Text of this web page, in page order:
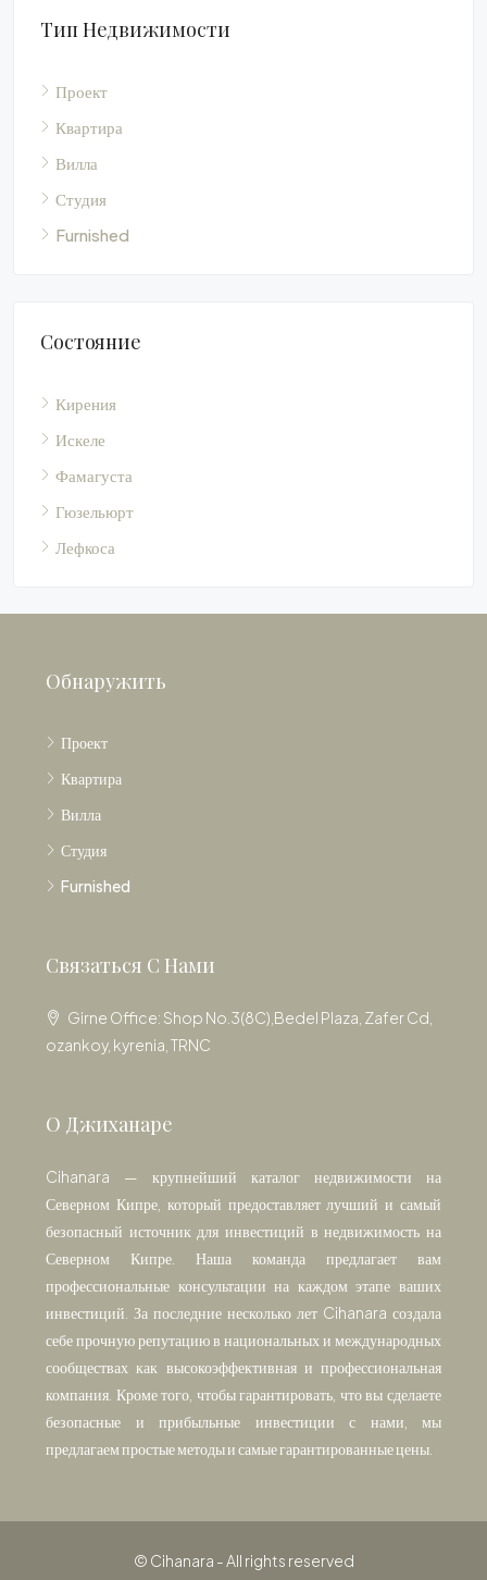
Тип Недвижимости
Проект
Квартира
Вилла
Студия
Furnished
Состояние
Кирения
Искеле
Фамагуста
Гюзельюрт
Лефкоса
Обнаружить
Проект
Квартира
Вилла
Студия
Furnished
Связаться С Нами
Girne Office: Shop No.3(8C),Bedel Plaza, Zafer Cd,
ozankoy, kyrenia, TRNC
О Джиханаре
Cihanara — крупнейший каталог недвижимости на
Северном Кипре, который предоставляет лучший и самый
безопасный источник для инвестиций в недвижимость на
Северном Кипре. Наша команда предлагает вам
профессиональные консультации на каждом этапе ваших
инвестиций. За последние несколько лет Cihanara создала
себе прочную репутацию в национальных и международных
сообществах как высокоэффективная и профессиональная
компания. Кроме того, чтобы гарантировать, что вы сделаете
безопасные и прибыльные инвестиции с нами, мы
предлагаем простые методы и самые гарантированные цены.
© Cihanara - All rights reserved